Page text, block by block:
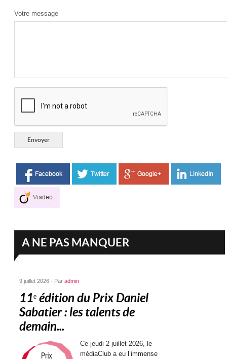
Votre message
A NE PAS MANQUER
9 juillet 2026 - Paradmin
11ᵉ édition du Prix Daniel
Sabatier : les talents de
demain...
Ce jeudi 2 juillet 2026, le
médiaClub a eu l’immense